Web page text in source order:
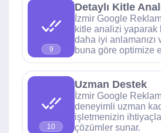
9
Detaylı Kitle
İzmir Google
kitle analizi yaparak
daha iyi anlamanızı
buna göre optimize
10
Uzman Destek
İzmir Google
deneyimli uzman
işletmenizin
çözümler sunar.